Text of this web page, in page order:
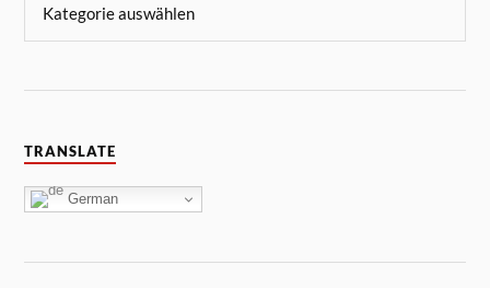
TRANSLATE
German